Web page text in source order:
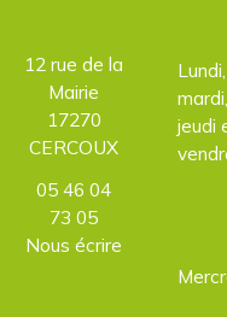
12 rue de la
Mairie
17270
CERCOUX
05 46 04
73 05
Nous écrire
Lundi,
mardi,
jeudi